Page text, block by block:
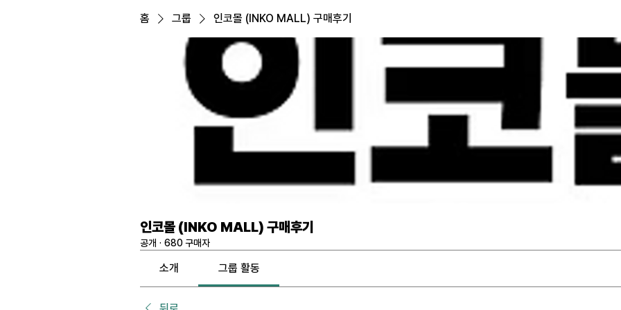
홈 그룹 인코몰 (INKO MALL) 구매후기
인코몰 (INKO MALL) 구매후기
공개 · 680 구매자
소개 그룹 활동